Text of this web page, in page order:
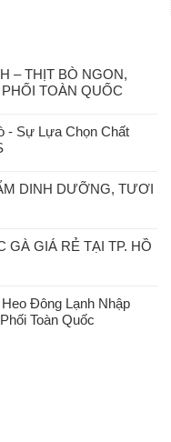
– THỊT BÒ NGON,
TOÀN QUỐC
- Sự Lựa Chọn Chất
DINH DƯỠNG, TƯƠI
GIÁ RẺ TẠI TP. HỒ
Đông Lạnh Nhập
Toàn Quốc